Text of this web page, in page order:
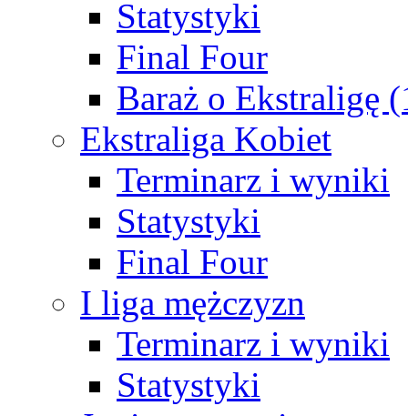
Statystyki
Final Four
Baraż o Ekstraligę
Ekstraliga Kobiet
Terminarz i wyniki
Statystyki
Final Four
I liga mężczyzn
Terminarz i wyniki
Statystyki